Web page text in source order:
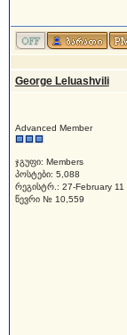
George Leluashvili
Advanced Member
ჯგუფი: Members
პოსტები: 5,088
რეგისტრ.: 27-February 11
წევრი № 10,559